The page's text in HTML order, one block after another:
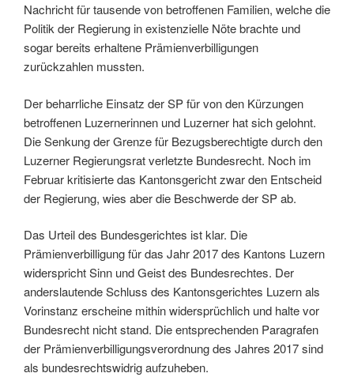
Nachricht für tausende von betroffenen Familien, welche die
Politik der Regierung in existenzielle Nöte brachte und
sogar bereits erhaltene Prämienverbilligungen
zurückzahlen mussten.
Der beharrliche Einsatz der SP für von den Kürzungen
betroffenen Luzernerinnen und Luzerner hat sich gelohnt.
Die Senkung der Grenze für Bezugsberechtigte durch den
Luzerner Regierungsrat verletzte Bundesrecht. Noch im
Februar kritisierte das Kantonsgericht zwar den Entscheid
der Regierung, wies aber die Beschwerde der SP ab.
Das Urteil des Bundesgerichtes ist klar. Die
Prämienverbilligung für das Jahr 2017 des Kantons Luzern
widerspricht Sinn und Geist des Bundesrechtes. Der
anderslautende Schluss des Kantonsgerichtes Luzern als
Vorinstanz erscheine mithin widersprüchlich und halte vor
Bundesrecht nicht stand. Die entsprechenden Paragrafen
der Prämienverbilligungsverordnung des Jahres 2017 sind
als bundesrechtswidrig aufzuheben.